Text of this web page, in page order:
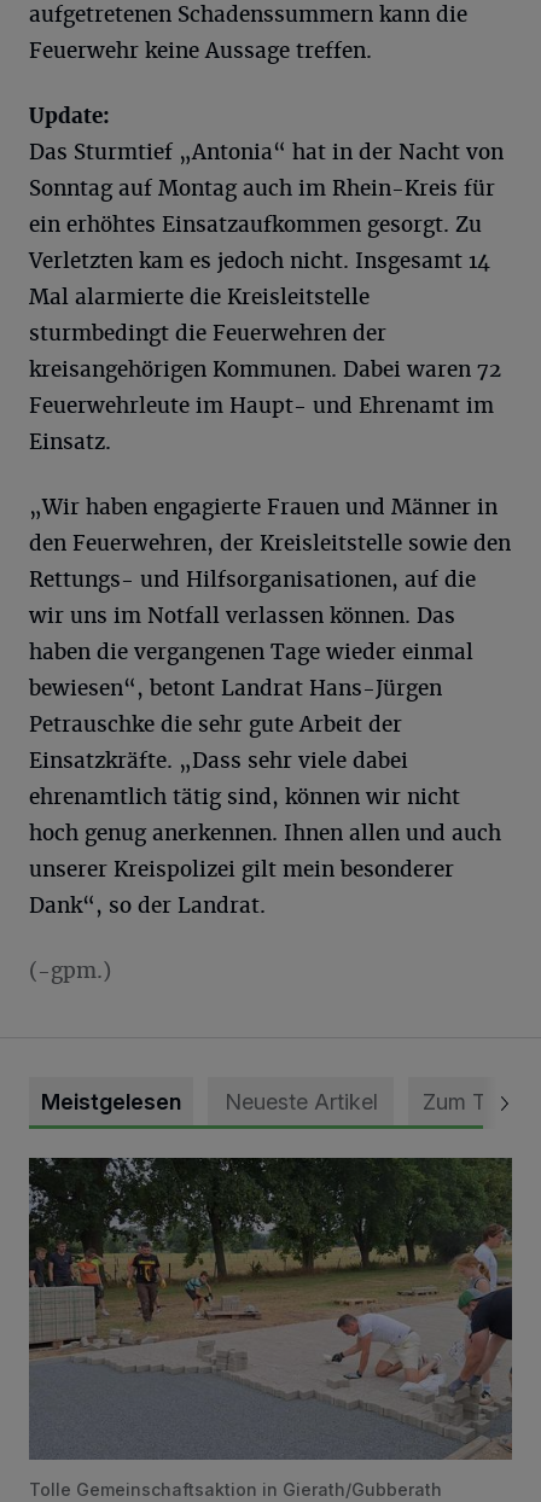
aufgetretenen Schadenssummern kann die
Feuerwehr keine Aussage treffen.
Update:
Das Sturmtief „Antonia“ hat in der Nacht von
Sonntag auf Montag auch im Rhein-Kreis für
ein erhöhtes Einsatzaufkommen gesorgt. Zu
Verletzten kam es jedoch nicht. Insgesamt 14
Mal alarmierte die Kreisleitstelle
sturmbedingt die Feuerwehren der
kreisangehörigen Kommunen. Dabei waren 72
Feuerwehrleute im Haupt- und Ehrenamt im
Einsatz.
„Wir haben engagierte Frauen und Männer in
den Feuerwehren, der Kreisleitstelle sowie den
Rettungs- und Hilfsorganisationen, auf die
wir uns im Notfall verlassen können. Das
haben die vergangenen Tage wieder einmal
bewiesen“, betont Landrat Hans-Jürgen
Petrauschke die sehr gute Arbeit der
Einsatzkräfte. „Dass sehr viele dabei
ehrenamtlich tätig sind, können wir nicht
hoch genug anerkennen. Ihnen allen und auch
unserer Kreispolizei gilt mein besonderer
Dank“, so der Landrat.
(-gpm.)
Meistgelesen Neueste Artikel Zum Thema
Pünktlich zum Schützenfest den Weg zum Festzelt
Tolle Gemeinschaftsaktion in Gierath/Gubberath